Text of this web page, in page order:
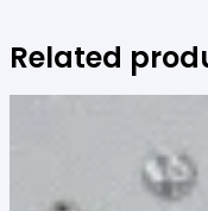
Related